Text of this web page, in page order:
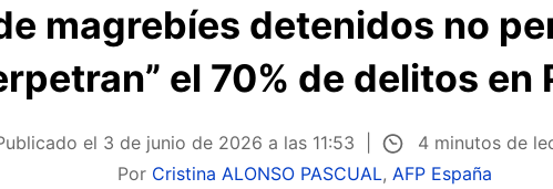
magrebíes detenidos no
el 70% de delitos en
el 3 de junio de 2026 a las 11:53
4 minutos de
Por Cristina ALONSO PASCUAL, AFP España